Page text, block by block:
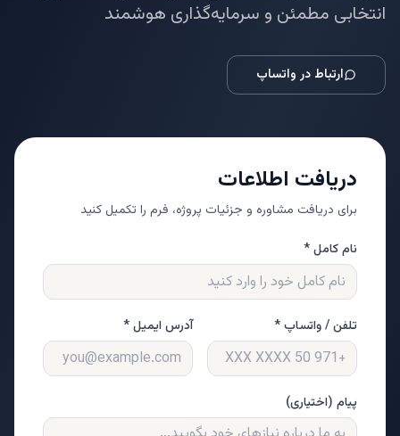
انتخابی مطمئن و سرمایه‌گذاری هوشمند
ارتباط در واتساپ
دریافت اطلاعات
برای دریافت مشاوره و جزئیات پروژه، فرم را تکمیل کنید
نام کامل *
تلفن / واتساپ * آدرس ایمیل *
پیام (اختیاری)